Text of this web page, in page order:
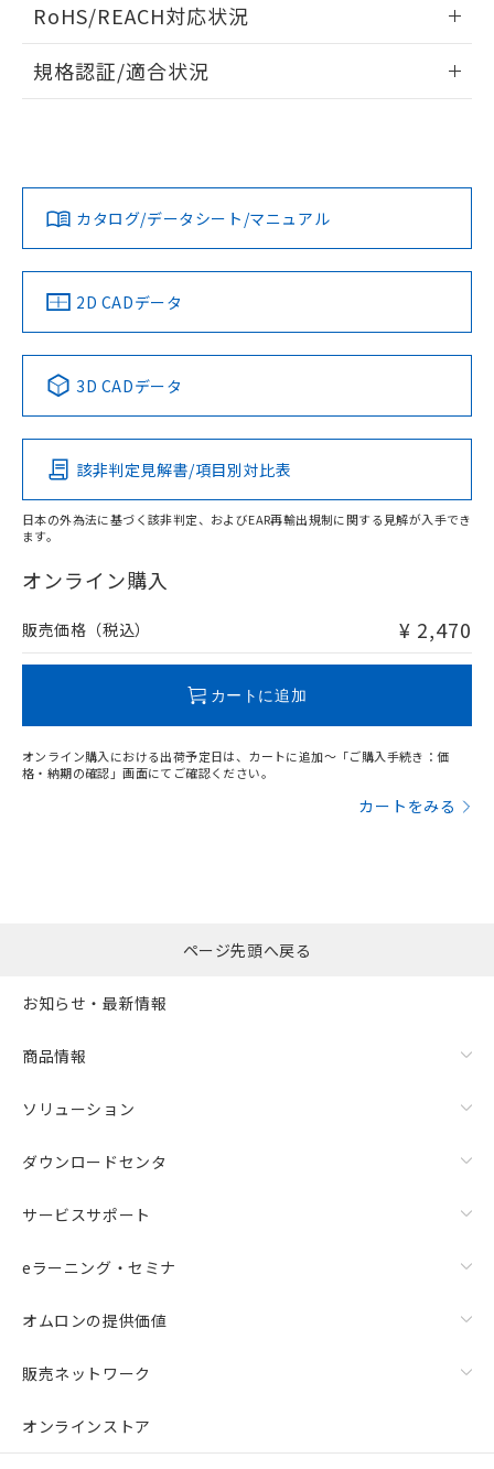
ドすることができます。
ログイン/会員登録
ダウンロードデータをご利用いただく前に、以下を必ずお読
みください。
ソフトウェアの使用条件
RoHS/REACH対応状況
EU RoHS 注意事項・凡例
対応済み
中国 RoHS 注意事項・凡例
Pb Hg Cd Cr(VI)
O
在庫等で未対応品が混在する可能性があります。
問い合わせください。
規格認証/適合状況
カタログ/データシート/マニュアル
2D CADデータ
3D CADデータ
該非判定見解書/項目別対比表
日本の外為法に基づく該非判定、およびEAR再輸出規制に関する見解が入手でき
ます。
オンライン購入
販売価格（税込） ¥ 2,470
カートに追加
オンライン購入における出荷予定日は、カートに追加～「ご購入手続き：価
格・納期の確認」画面にてご確認ください。
カートをみる
物質の対応では、対応完了までの期間は出
荷製品に未対応品が混在することから備考
欄に対応日を記載しておりました。
既に当社にて対応品への在庫切替を完了
ページ先頭へ戻る
お知らせ・最新情報
商品情報
ソリューション
ダウンロードセンタ
サービスサポート
eラーニング・セミナ
オムロンの提供価値
販売ネットワーク
オンラインストア